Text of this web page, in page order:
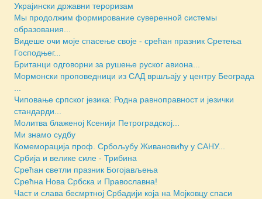
Украјински државни тероризам
Мы продолжим формирование суверенной системы
образования...
Видеше очи моје спасење своје - срећан празник Сретења
Господњег...
Британци одговорни за рушење руског авиона...
Мормонски проповедници из САД вршљају у центру Београда
...
Чиповање српског језика: Родна равноправност и језички
стандарди...
Молитва блаженој Ксенији Петроградској...
Ми знамо судбу
Комеморација проф. Србољубу Живановићу у САНУ...
Србија и велике силе - Трибина
Срећан светли празник Богојављења
Срећна Нова Србска и Православна!
Част и слава бесмртној Србадији која на Мојковцу спаси